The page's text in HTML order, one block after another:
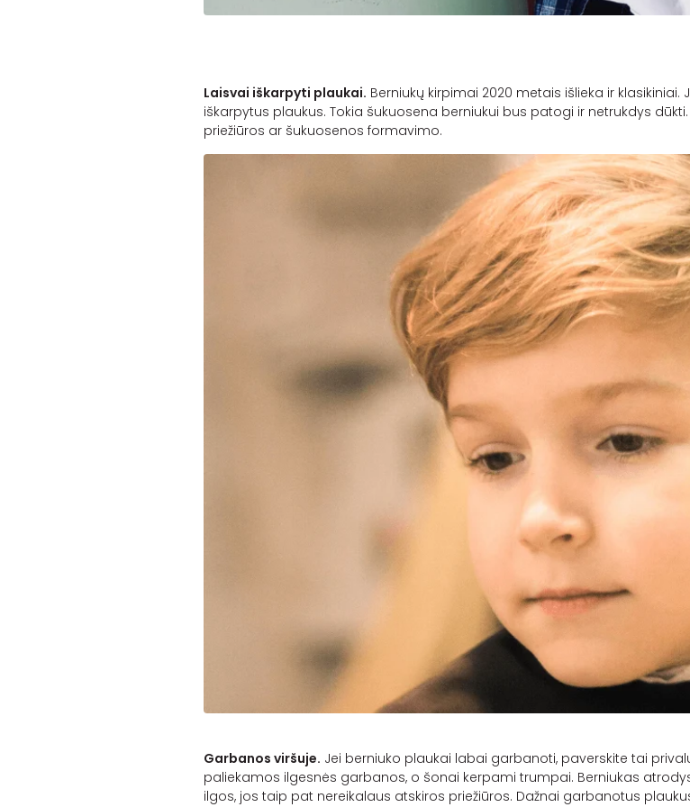
Laisvai iškarpyti plaukai. Berniukų kirpimai 2020 metais išlieka ir
iškarpytus plaukus. Tokia šukuosena berniukui bus patogi ir netrukdys
priežiūros ar šukuosenos formavimo.
Garbanos viršuje. Jei berniuko plaukai labai garbanoti, paverskite tai
paliekamos ilgesnės garbanos, o šonai kerpami trumpai. Berniukas
ilgos, jos taip pat nereikalaus atskiros priežiūros. Dažnai garbanotus